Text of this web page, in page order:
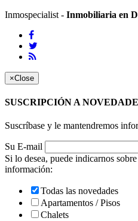
Inmospecialist - Inmobiliaria en
×Close
SUSCRIPCIÓN A
Suscríbase y le mantendremos
Su E-mail
Si lo desea, puede indicarnos
información:
Todas las novedades
Apartamentos / Pisos
Chalets